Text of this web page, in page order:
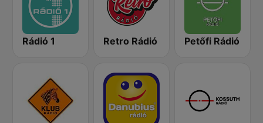
Rádió 1 Retro Rádió Petőfi Rádió